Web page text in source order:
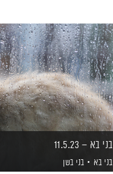
בני בא – 11.5.23
בני בא בני בשן